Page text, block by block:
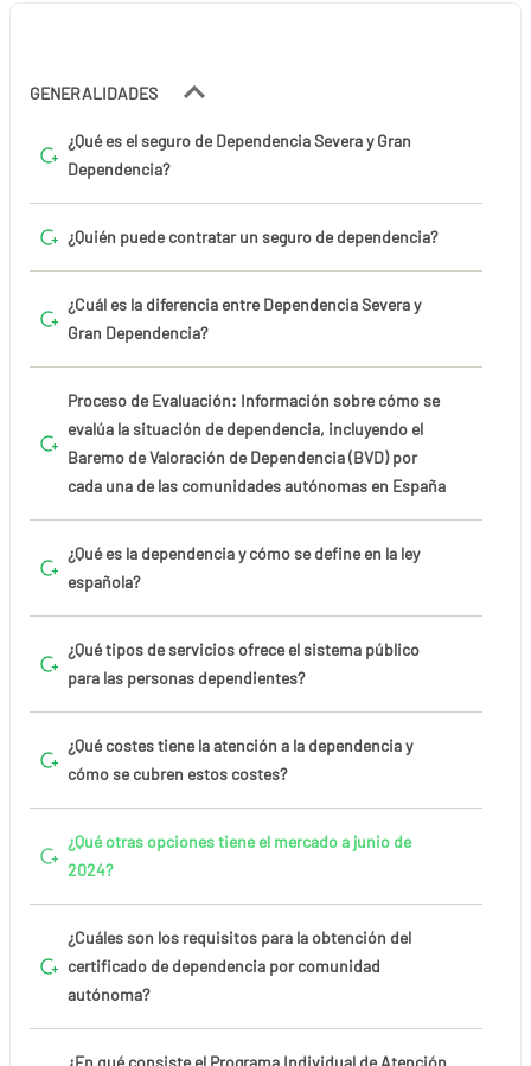
GENERALIDADES
¿Qué es el seguro de Dependencia Severa y Gran
Dependencia?
¿Quién puede contratar un seguro de dependencia?
¿Cuál es la diferencia entre Dependencia Severa y
Gran Dependencia?
Proceso de Evaluación: Información sobre cómo se
evalúa la situación de dependencia, incluyendo el
Baremo de Valoración de Dependencia (BVD) por
cada una de las comunidades autónomas en España
¿Qué es la dependencia y cómo se define en la ley
española?
¿Qué tipos de servicios ofrece el sistema público
para las personas dependientes?
¿Qué costes tiene la atención a la dependencia y
cómo se cubren estos costes?
¿Qué otras opciones tiene el mercado a junio de
2024?
¿Cuáles son los requisitos para la obtención del
certificado de dependencia por comunidad
autónoma?
¿En qué consiste el Programa Individual de Atención